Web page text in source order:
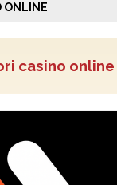
ONLINE
casino online